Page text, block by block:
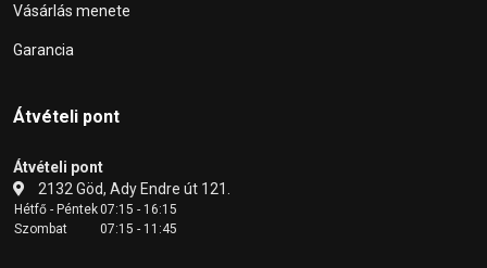
Vásárlás menete
Garancia
Átvételi pont
Átvételi pont
2132 Göd, Ady Endre út 121.
Hétfő - Péntek07:15 - 16:15
Szombat
07:15 - 11:45